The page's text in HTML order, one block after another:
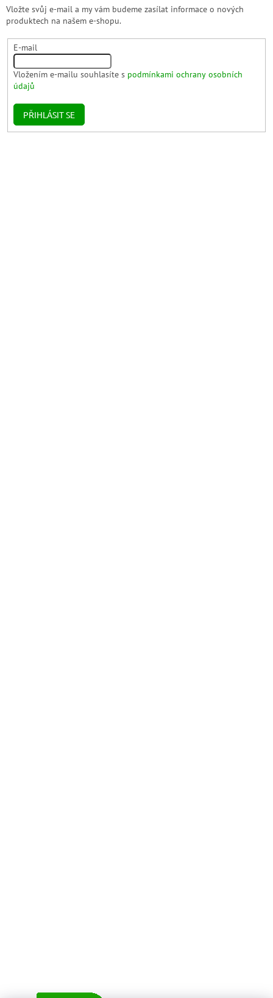
Vložte svůj e-mail a my vám budeme zasílat informace o nových
produktech na našem e-shopu.
E-mail
Vložením e-mailu souhlasíte s podmínkami ochrany osobních
údajů
PŘIHLÁSIT SE